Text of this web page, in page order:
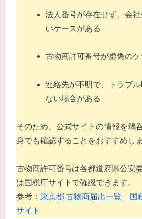
法人番号が存在せず、会
いケースがある
古物商許可番号が虚偽の
連絡先が不明で、トラブ
ない場合がある
そのため、公式サイトの情報を鵜
身でも確認することをおすすめしま
古物商許可番号は各都道府県公安
は国税庁サイトで確認できます。
参考： 東京都 古物商届出一覧
国
サイト